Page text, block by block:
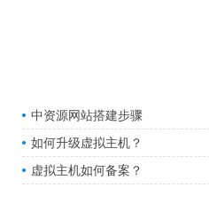
中资源网站搭建步骤
如何升级虚拟主机？
虚拟主机如何备案？